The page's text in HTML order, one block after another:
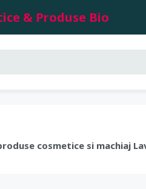
& Produse Bio
produse cosmetice si